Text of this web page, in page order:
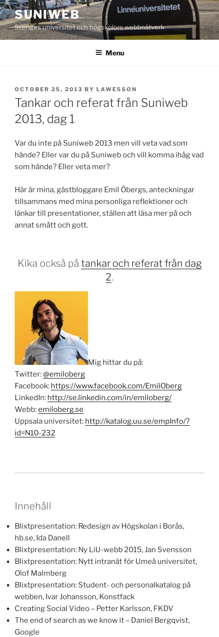
Skip
to
content
SUNIWEB
Sveriges universitet och högskolors webbnätverk
Menu
POSTED
ON
OCTOBER 25, 2013 BY LAWESSON
Tankar och referat från Suniweb
2013, dag 1
Var du inte på Suniweb 2013 men vill veta vad som
hände? Eller var du på Suniweb och vill komma ihåg vad
som hände? Eller veta mer?
Här är mina, gästbloggare Emil Öbergs, anteckningar
tillsammans med mina personliga reflektioner och
länkar till presentationer, ställen att läsa mer på och
annat smått och gott.
Kika också på tankar och referat från dag
2.
Mig hittar du på:
Twitter:@emiloberg
Facebook: https://www.facebook.com/EmilOberg
LinkedIn: http://se.linkedin.com/in/emiloberg/
Webb:emiloberg.se
Uppsala universitet: http://katalog.uu.se/empInfo/?
id=N10-232
Innehåll
Blixtpresentation: Redesign av Högskolan i Borås,
hb.se, Ida Danell
Blixtpresentation: Ny LiU-webb 2015, Jan Svensson
Blixtpresentation: Nytt intranät för Umeå universitet,
Olof Malmberg
Blixtpresentation: Student- och personalkatalog på
webben, Ivar Johansson, Konstfack
Creating Social Video – Petter Karlsson, FKDV
The end of search as we know it – Daniel Bergqvist,
Google